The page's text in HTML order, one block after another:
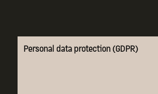
Personal data protection (GDPR)